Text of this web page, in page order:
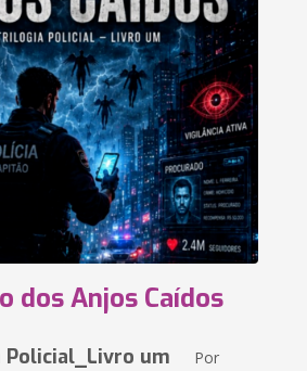
dos Anjos Caídos
um Por